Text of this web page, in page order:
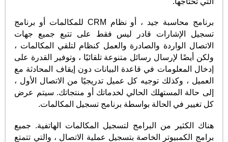
برنامج محاسبة جيد ، أو نظام CRM للمكالمات أو برنامج
تسجيل الإشارات قادر ليس فقط على تتبع جميع جهات
الاتصال الواردة والصادرة والعمل كنظام لتلقي المكالمات ،
ولكن أيضًا لإرسال رسائل متنوعة تلقائيًا ، وتوفير القدرة على
إدخال المعلومات في قاعدة البيانات دون إيقاف المحادثة مع
العميل ، وكذلك توجيه كل عميل تدريجيًا من الاتصال الأول ،
إلى حالة المستهلك الحالي لخدماتك أو منتجاتك. سيتم عرض
كل تغيير في الحالة بواسطة برنامج تسجيل المكالمات.
هناك الكثير من البرامج لتسجيل المكالمات الهاتفية. جميع
برامج الكمبيوتر الخاصة بتسجيل عملية الاتصال ، والتي تتمتع